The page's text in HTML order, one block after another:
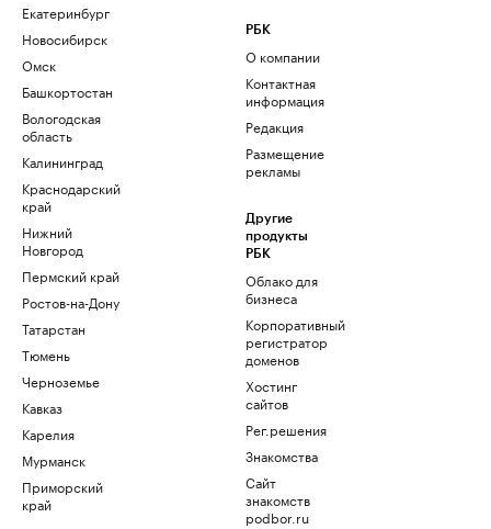
Екатеринбург
Новосибирск
Омск
Башкортостан
Вологодская
область
Калининград
Краснодарский
край
Нижний
Новгород
Пермский край
Ростов-на-Дону
Татарстан
Тюмень
Черноземье
Кавказ
Карелия
Мурманск
Приморский
край
РБК
О компании
Контактная
информация
Редакция
Размещение
рекламы
Другие
продукты
РБК
Облако для
бизнеса
Корпоративный
регистратор
доменов
Хостинг
сайтов
Рег.решения
Знакомства
Сайт
знакомств
podbor.ru